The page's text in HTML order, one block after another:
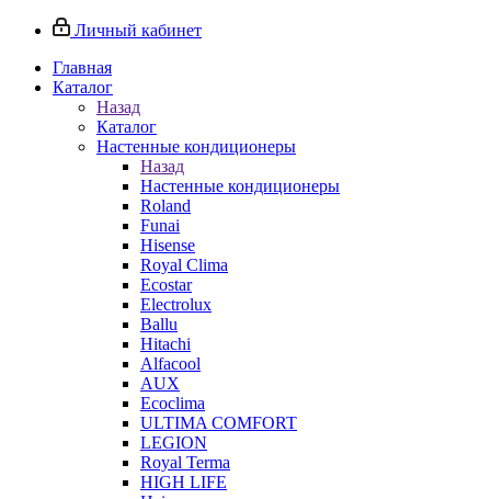
Личный кабинет
Главная
Каталог
Назад
Каталог
Настенные кондиционеры
Назад
Настенные кондиционеры
Roland
Funai
Hisense
Royal Clima
Ecostar
Electrolux
Ballu
Hitachi
Alfacool
AUX
Ecoclima
ULTIMA COMFORT
LEGION
Royal Terma
HIGH LIFE